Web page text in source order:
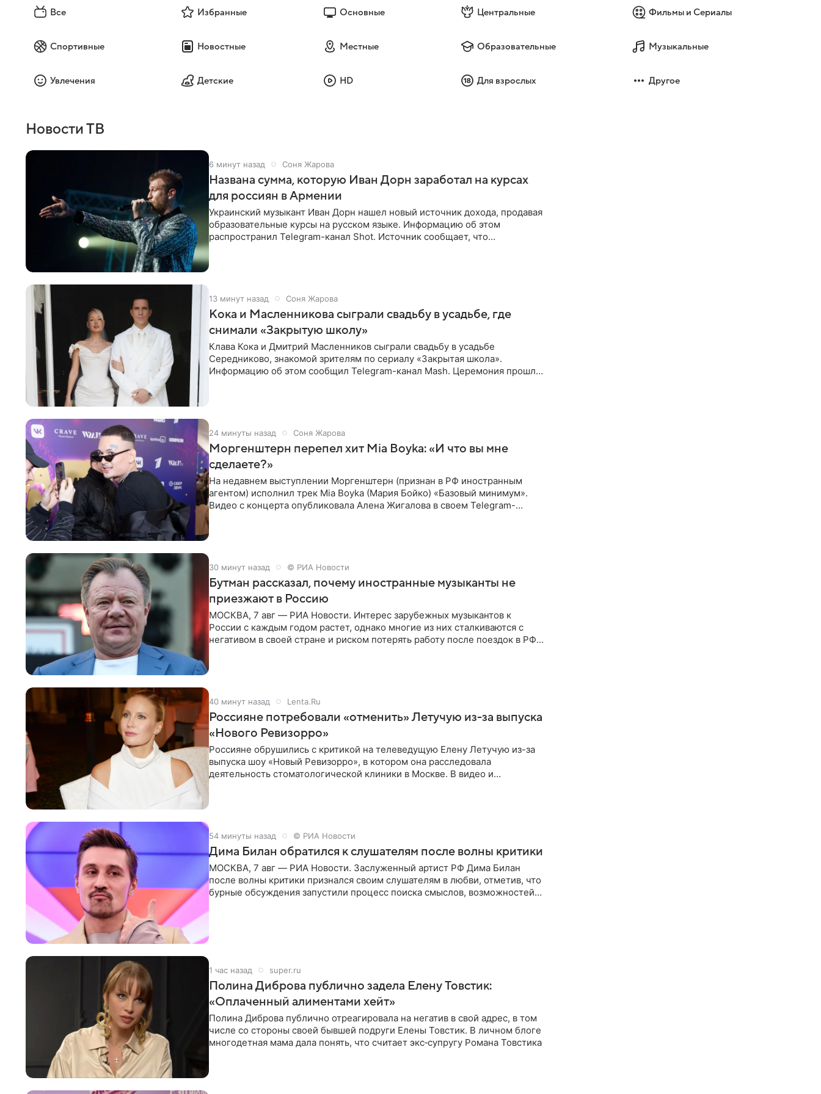
Все Избранные Основные Центральные Фильмы и Сериалы
Спортивные Новостные Местные Образовательные Музыкальные
Увлечения Детские HD Для взрослых Другое
Новости ТВ
6 минут назад Соня Жарова
Названа сумма, которую Иван Дорн заработал на курсах
для россиян в Армении
Украинский музыкант Иван Дорн нашел новый источник дохода, продавая
образовательные курсы на русском языке. Информацию об этом
распространил Telegram-канал Shot. Источник сообщает, что
13 минут назад Соня Жарова
Кока и Масленникова сыграли свадьбу в усадьбе, где
снимали «Закрытую школу»
Клава Кока и Дмитрий Масленников сыграли свадьбу в усадьбе
Середниково, знакомой зрителям по сериалу «Закрытая школа».
Информацию об этом сообщил Telegram-канал Mash. Церемония прошла
24 минуты назад Соня Жарова
Моргенштерн перепел хит Mia Boyka: «И что вы мне
сделаете?»
На недавнем выступлении Моргенштерн (признан в РФ иностранным
агентом) исполнил трек Mia Boyka (Мария Бойко) «Базовый минимум».
Видео с концерта опубликовала Алена Жигалова в своем Telegram-
30 минут назад © РИА Новости
Бутман рассказал, почему иностранные музыканты не
приезжают в Россию
МОСКВА, 7 авг — РИА Новости. Интерес зарубежных музыкантов к
России с каждым годом растет, однако многие из них сталкиваются с
негативом в своей стране и риском потерять работу после поездок в РФ,
40 минут назад Lenta.Ru
Россияне потребовали «отменить» Летучую из-за выпуска
«Нового Ревизорро»
Россияне обрушились с критикой на телеведущую Елену Летучую из-за
выпуска шоу «Новый Ревизорро», в котором она расследовала
деятельность стоматологической клиники в Москве. В видео и
54 минуты назад © РИА Новости
Дима Билан обратился к слушателям после волны критики
МОСКВА, 7 авг — РИА Новости. Заслуженный артист РФ Дима Билан
после волны критики признался своим слушателям в любви, отметив, что
бурные обсуждения запустили процесс поиска смыслов, возможностей и
1 час назад super.ru
Полина Диброва публично задела Елену Товстик:
«Оплаченный алиментами хейт»
Полина Диброва публично отреагировала на негатив в свой адрес, в том
числе со стороны своей бывшей подруги Елены Товстик. В личном блоге
многодетная мама дала понять, что считает экс‑супругу Романа Товстика